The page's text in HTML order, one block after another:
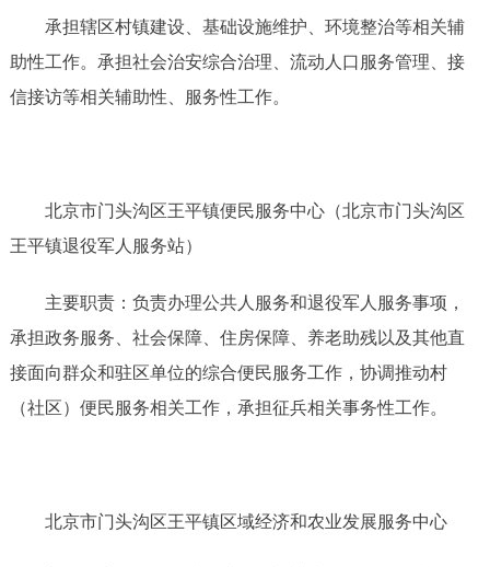
承担辖区村镇建设、基础设施维护、环境整治等相关辅
助性工作。承担社会治安综合治理、流动人口服务管理、接
信接访等相关辅助性、服务性工作。
北京市门头沟区王平镇便民服务中心（北京市门头沟区
王平镇退役军人服务站）
主要职责：负责办理公共人服务和退役军人服务事项，
承担政务服务、社会保障、住房保障、养老助残以及其他直
接面向群众和驻区单位的综合便民服务工作，协调推动村
（社区）便民服务相关工作，承担征兵相关事务性工作。
北京市门头沟区王平镇区域经济和农业发展服务中心